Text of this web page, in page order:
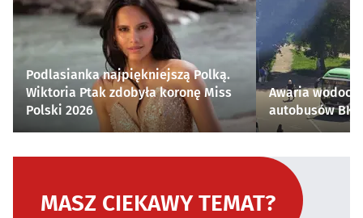
Podlasianka najpiękniejszą Polką.
Wiktoria Ptak zdobyła koronę Miss
Polski 2026
Awaria
autobusów
MASZ CIEKAWY TEMAT?